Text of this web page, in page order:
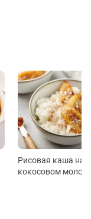
Рисовая каша на
кокосовом молоке